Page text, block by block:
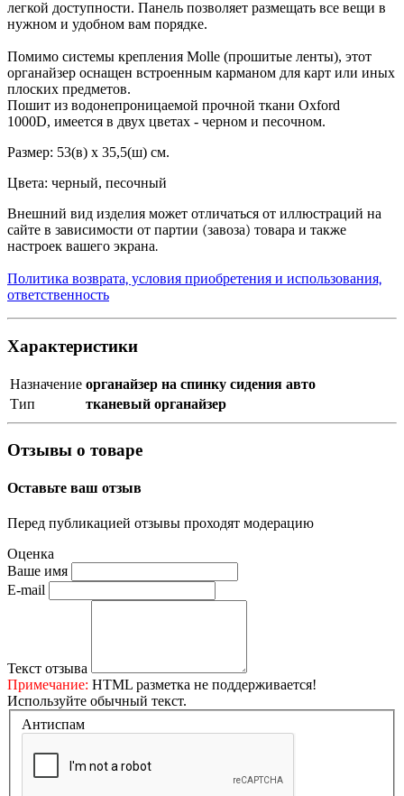
легкой доступности. Панель позволяет размещать все вещи в
нужном и удобном вам порядке.
Помимо системы крепления Molle (прошитые ленты), этот
органайзер оснащен встроенным карманом для карт или иных
плоских предметов.
Пошит из водонепроницаемой прочной ткани Oxford
1000D, имеется в двух цветах - черном и песочном.
Размер: 53(в) х 35,5(ш) см.
Цвета: черный, песочный
Внешний вид изделия может отличаться от иллюстраций на
сайте в зависимости от партии (завоза) товара и также
настроек вашего экрана.
Политика возврата, условия приобретения и использования,
ответственность
Характеристики
Назначение органайзер на спинку сидения авто
Тип
тканевый органайзер
Отзывы о товаре
Оставьте ваш отзыв
Перед публикацией отзывы проходят модерацию
Оценка
Ваше имя
E-mail
Текст отзыва
Примечание: HTML разметка не поддерживается!
Используйте обычный текст.
Антиспам